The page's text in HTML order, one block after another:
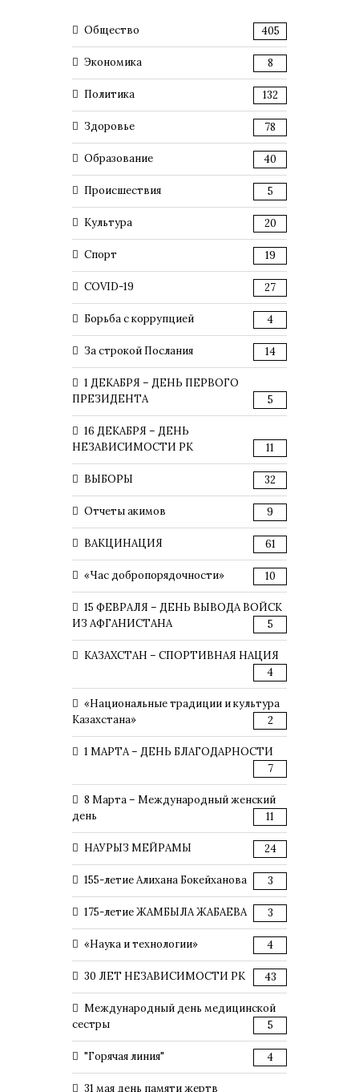
Общество 405
Экономика 8
Политика 132
Здоровье 78
Образование 40
Происшествия 5
Культура 20
Спорт 19
COVID-19 27
Борьба с коррупцией 4
За строкой Послания 14
1 ДЕКАБРЯ – ДЕНЬ ПЕРВОГО
ПРЕЗИДЕНТА
5
16 ДЕКАБРЯ – ДЕНЬ
НЕЗАВИСИМОСТИ РК
11
ВЫБОРЫ 32
Отчеты акимов 9
ВАКЦИНАЦИЯ 61
«Час добропорядочности» 10
15 ФЕВРАЛЯ – ДЕНЬ ВЫВОДА ВОЙСК
ИЗ АФГАНИСТАНА
5
КАЗАХСТАН – СПОРТИВНАЯ НАЦИЯ
4
«Национальные традиции и культура
Казахстана»
2
1 МАРТА – ДЕНЬ БЛАГОДАРНОСТИ
7
8 Марта – Международный женский
день
11
НАУРЫЗ МЕЙРАМЫ 24
155-летие Алихана Бокейханова 3
175-летие ЖАМБЫЛА ЖАБАЕВА 3
«Наука и технологии» 4
30 ЛЕТ НЕЗАВИСИМОСТИ РК 43
Международный день медицинской
сестры
5
"Горячая линия" 4
31 мая день памяти жертв